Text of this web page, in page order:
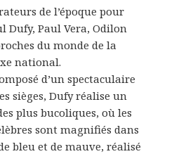
de l’époque pour
Dufy, Paul Vera, Odilon
du monde de la
national.
d’un spectaculaire
sièges, Dufy réalise un
plus bucoliques, où les
sont magnifiés dans
bleu et de mauve, réalisé